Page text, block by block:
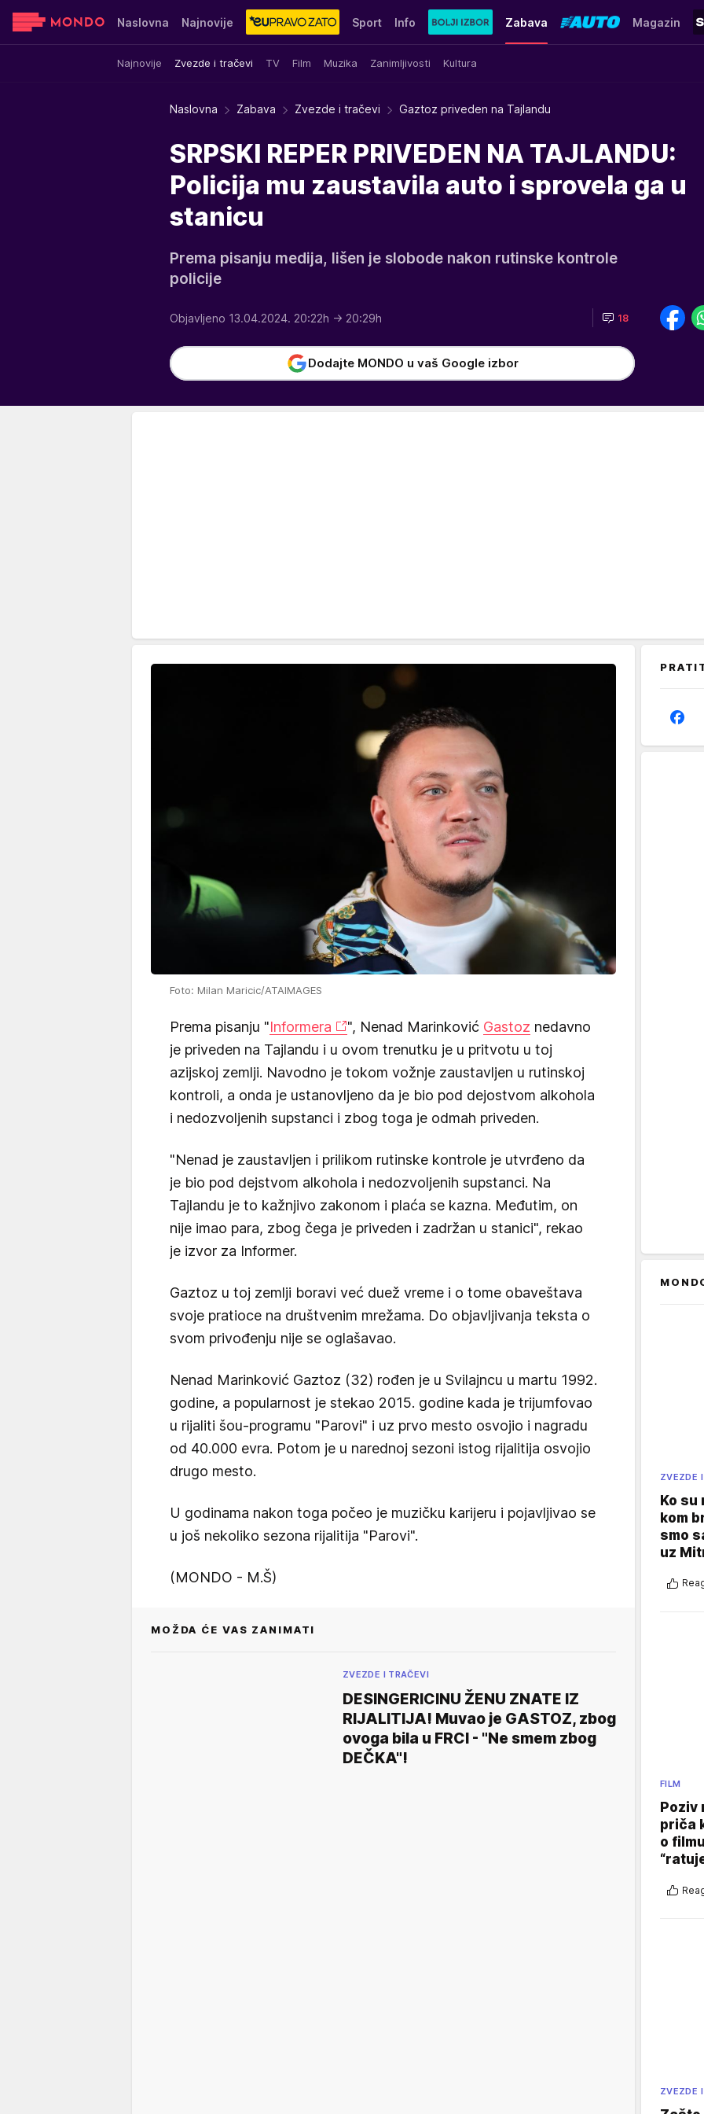
Naslovna Najnovije Sport Info Zabava
Najnovije Zvezde i tračevi TV Film Muzika Zanimljivosti Kultura
Magazin
Sensa Stvar ukusa Yumama
Naslovna Zabava Zvezde i tračevi Gaztoz priveden na Tajlandu
SRPSKI REPER PRIVEDEN NA TAJLANDU:
Policija mu zaustavila auto i sprovela ga u
stanicu
Prema pisanju medija, lišen je slobode nakon rutinske kontrole
policije
Objavljeno 13.04.2024. 20:22h → 20:29h 18
Dodajte MONDO u vaš Google izbor
Foto: Milan Maricic/ATAIMAGES
Prema pisanju "Informera ", Nenad Marinković Gastoz nedavno
je priveden na Tajlandu i u ovom trenutku je u pritvotu u toj
azijskoj zemlji. Navodno je tokom vožnje zaustavljen u rutinskoj
kontroli, a onda je ustanovljeno da je bio pod dejostvom alkohola
i nedozvoljenih supstanci i zbog toga je odmah priveden.
"Nenad je zaustavljen i prilikom rutinske kontrole je utvrđeno da
je bio pod dejstvom alkohola i nedozvoljenih supstanci. Na
Tajlandu je to kažnjivo zakonom i plaća se kazna. Međutim, on
nije imao para, zbog čega je priveden i zadržan u stanici", rekao
je izvor za Informer.
Gaztoz u toj zemlji boravi već duež vreme i o tome obaveštava
svoje pratioce na društvenim mrežama. Do objavljivanja teksta o
svom privođenju nije se oglašavao.
Nenad Marinković Gaztoz (32) rođen je u Svilajncu u martu 1992.
godine, a popularnost je stekao 2015. godine kada je trijumfovao
u rijaliti šou-programu "Parovi" i uz prvo mesto osvojio i nagradu
od 40.000 evra. Potom je u narednoj sezoni istog rijalitija osvojio
drugo mesto.
U godinama nakon toga počeo je muzičku karijeru i pojavljivao se
u još nekoliko sezona rijalitija "Parovi".
(MONDO - M.Š)
MOŽDA ĆE VAS ZANIMATI
ZVEZDE I TRAČEVI
DESINGERICINU ŽENU ZNATE IZ
RIJALITIJA! Muvao je GASTOZ, zbog
ovoga bila u FRCI - "Ne smem zbog
DEČKA"!
ZVEZDE
Ko su
kom
smo
uz
FILM
Poziv
priča
o
ZVEZDE